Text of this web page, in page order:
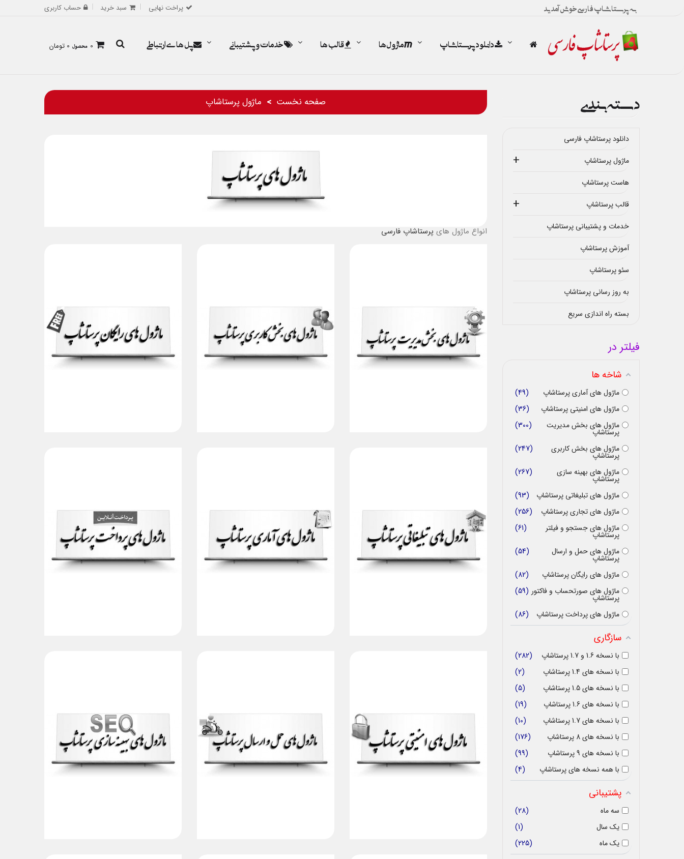
به پرستاشاپ فارسی خوش آمدید پراخت نهایی سبد خرید حساب کاربری
0 محصول 0 تومان دانلود پرستاشاپ ماژول ها قالب ها خدمات و پشتیبانی پل های ارتباطی
دسته بندی
دانلود پرستاشاپ فارسی
ماژول پرستاشاپ
هاست پرستاشاپ
قالب پرستاشاپ
خدمات و پشتیبانی پرستاشاپ
آموزش پرستاشاپ
سئو پرستاشاپ
به روز رسانی پرستاشاپ
بسته راه اندازی سریع
فیلتر در
شاخه ها
ماژول های آماری پرستاشاپ
49
ماژول های امنیتی پرستاشاپ
36
ماژول های بخش مدیریت
پرستاشاپ
300
ماژول های بخش کاربری
پرستاشاپ
247
ماژول های بهینه سازی
پرستاشاپ
267
ماژول های تبلیغاتی پرستاشاپ
93
ماژول های تجاری پرستاشاپ
256
ماژول های جستجو و فیلتر
پرستاشاپ
61
ماژول های حمل و ارسال
پرستاشاپ
54
ماژول های رایگان پرستاشاپ
82
ماژول های صورتحساب و فاکتور
پرستاشاپ
59
ماژول های پرداخت پرستاشاپ 86
سازگاری
با نسخه 1.6 و 1.7 پرستاشاپ
282
با نسخه های 1.4 پرستاشاپ
2
با نسخه های 1.5 پرستاشاپ
5
با نسخه های 1.6 پرستاشاپ
19
با نسخه های 1.7 پرستاشاپ
10
با نسخه های 8 پرستاشاپ
176
با نسخه های 9 پرستاشاپ
99
با همه نسخه های پرستاشاپ
4
پشتیبانی
سه ماه
28
یک سال
1
یک ماه
225
صفحه نخست ماژول پرستاشاپ
انواع ماژول های پرستاشاپ فارسی